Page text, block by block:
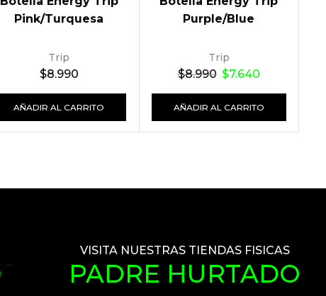
Pink/Turquesa
Trip
$8.990
AÑADIR AL CARRITO
Purple/Blue
Trip
$8.990 $7.640
AÑADIR AL CARRITO
VISITA NUESTRAS TIENDAS FISICAS
PADRE HURTADO